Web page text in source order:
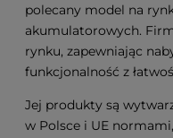
polecany model na
akumulatorowych.
rynku, zapewniając
funkcjonalność z
Jej produkty są
w Polsce i UE